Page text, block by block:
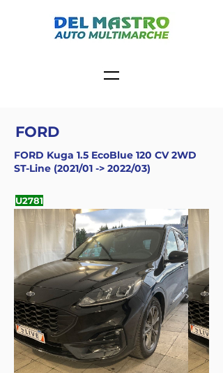
FORD
FORD Kuga 1.5 EcoBlue 120 CV 2WD
ST-Line (2021/01 -> 2022/03)
U2781